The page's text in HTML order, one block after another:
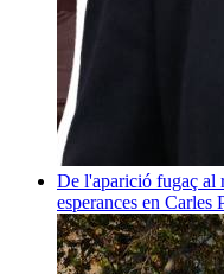
De l'aparició fugaç al
esperances en Carles